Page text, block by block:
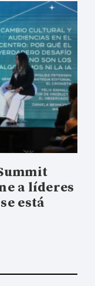
a líderes
está